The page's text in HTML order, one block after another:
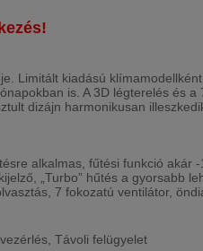
Limitált kiadású
is. A 3D légterelés és
dizájn harmonikusan
alkalmas, fűtési funkció akár
„Turbo” hűtés a gyorsabb
7 fokozatú ventilátor,
Távoli felügyelet